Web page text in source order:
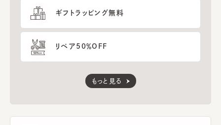
ギフトラッピング無料
リペア50％OFF
もっと見る